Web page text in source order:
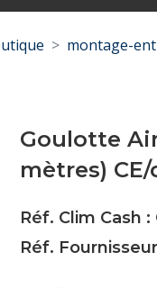
montage-
Goulotte
mètres)
Réf. Clim Cash :
Réf.